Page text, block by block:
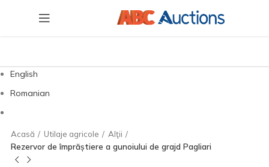
English
Romanian
Acasă Utilaje agricole
Alţii
Rezervor de împrăștiere a gunoiului de grajd Pagliari